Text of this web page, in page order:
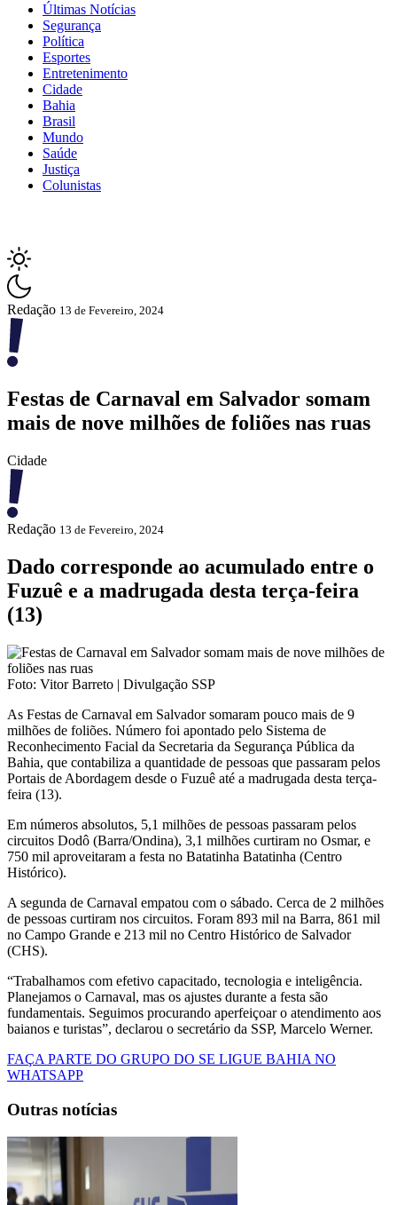
Últimas Notícias
Segurança
Política
Esportes
Entretenimento
Cidade
Bahia
Brasil
Mundo
Saúde
Justiça
Colunistas
Redação 13 de Fevereiro, 2024
Festas de Carnaval em Salvador somam
mais de nove milhões de foliões nas ruas
Cidade
Redação 13 de Fevereiro, 2024
Dado corresponde ao acumulado entre o
Fuzuê e a madrugada desta terça-feira
(13)
Foto: Vitor Barreto | Divulgação SSP
As Festas de Carnaval em Salvador somaram pouco mais de 9
milhões de foliões. Número foi apontado pelo Sistema de
Reconhecimento Facial da Secretaria da Segurança Pública da
Bahia, que contabiliza a quantidade de pessoas que passaram pelos
Portais de Abordagem desde o Fuzuê até a madrugada desta terça-
feira (13).
Em números absolutos, 5,1 milhões de pessoas passaram pelos
circuitos Dodô (Barra/Ondina), 3,1 milhões curtiram no Osmar, e
750 mil aproveitaram a festa no Batatinha Batatinha (Centro
Histórico).
A segunda de Carnaval empatou com o sábado. Cerca de 2 milhões
de pessoas curtiram nos circuitos. Foram 893 mil na Barra, 861 mil
no Campo Grande e 213 mil no Centro Histórico de Salvador
(CHS).
“Trabalhamos com efetivo capacitado, tecnologia e inteligência.
Planejamos o Carnaval, mas os ajustes durante a festa são
fundamentais. Seguimos procurando aperfeiçoar o atendimento aos
baianos e turistas”, declarou o secretário da SSP, Marcelo Werner.
FAÇA PARTE DO GRUPO DO SE LIGUE BAHIA NO
WHATSAPP
Outras notícias